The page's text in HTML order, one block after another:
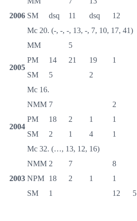
2006 SM
dsq 11 dsq
12
Mc 20. (-, -, -, 13, -, 7, 10, 17, 41)
2005
MM
5
PM
14 21 19
1
SM
5
2
Mc 16.
2004
NMM 7
2
PM
18 2 1
1
SM
2 1 4
1
Mc 32. (…, 13, 12, 16)
2003
NMM 2 7
8
NPM 18 2 1
1
SM
1 12 5